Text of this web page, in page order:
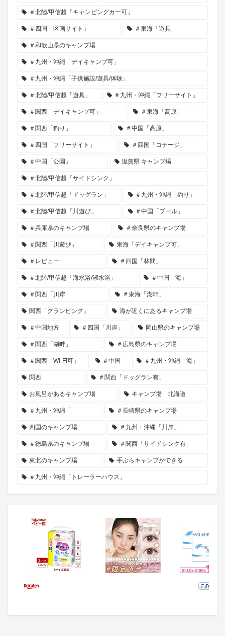
＃北陸/甲信越「キャンピングカー可」
＃四国「区画サイト」 ＃東海「遊具」
＃和歌山県のキャンプ場
＃九州・沖縄「デイキャンプ可」
＃九州・沖縄「子供施設/遊具/体験」
＃北陸/甲信越「遊具」 ＃九州・沖縄「フリーサイト」
＃関西「デイキャンプ可」 ＃東海「高原」
＃関西「釣り」 ＃中国「高原」
＃四国「フリーサイト」 ＃四国「コテージ」
＃中国「公園」 滋賀県 キャンプ場
＃北陸/甲信越「サイドシンク」
＃北陸/甲信越「ドッグラン」 ＃九州・沖縄「釣り」
＃北陸/甲信越「川遊び」 ＃中国「プール」
＃兵庫県のキャンプ場 ＃奈良県のキャンプ場
＃関西「川遊び」 東海「デイキャンプ可」
＃レビュー ＃四国「林間」
＃北陸/甲信越「海水浴/湖水浴」 ＃中国「海」
＃関西「川岸 ＃東海「湖畔」
関西「グランピング」 海が近くにあるキャンプ場
＃中国地方 ＃四国「川岸」 岡山県のキャンプ場
＃関西「湖畔」 ＃広島県のキャンプ場
＃関西「Wi-Fi可」 ＃中国 ＃九州・沖縄「海」
関西 ＃関西「ドッグラン有」
お風呂があるキャンプ場 キャンプ場 北海道
＃九州・沖縄「 ＃長崎県のキャンプ場
四国のキャンプ場 ＃九州・沖縄「川岸」
＃徳島県のキャンプ場 ＃関西「サイドシンク有」
東北のキャンプ場 手ぶらキャンプができる
＃九州・沖縄「トレーラーハウス」